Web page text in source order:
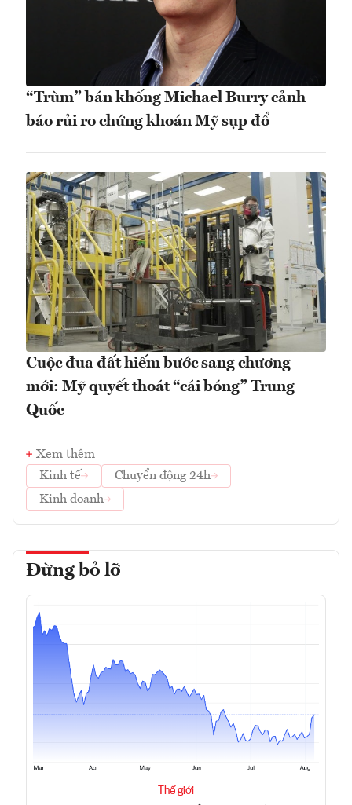
“Trùm” bán khống Michael Burry cảnh
báo rủi ro chứng khoán Mỹ sụp đổ
Cuộc đua đất hiếm bước sang chương
mới: Mỹ quyết thoát “cái bóng” Trung
Quốc
Xem thêm
Kinh tế
Chuyển động 24h
Kinh doanh
Đừng bỏ lỡ
Thế giới